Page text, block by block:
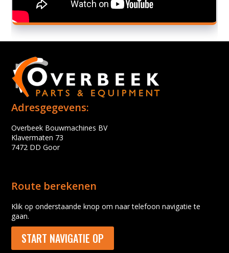
Adresgegevens:
Overbeek Bouwmachines BV
Klavermaten 73
7472 DD Goor
Route berekenen
Klik op onderstaande knop om naar telefoon navigatie te
gaan.
START NAVIGATIE OP